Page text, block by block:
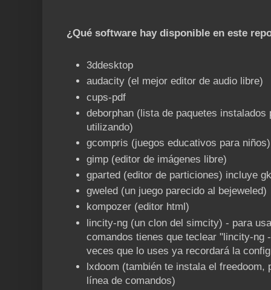
¿Qué software hay disponible en este
3ddesktop
audacity (el mejor editor de audio libre)
cups-pdf
deborphan (lista de paquetes instalados
utilizando)
gcompris (juegos educativos para niños)
gimp (editor de imágenes libre)
gparted (editor de particiones) incluye
gweled (un juego parecido al bejeweled)
kompozer (editor html)
lincity-ng (un clon del simcity) - para
comandos tienes que teclear "lincity-ng
veces que lo uses ya recordará la
lxdoom (también te instala el freedoom,
línea de comandos)